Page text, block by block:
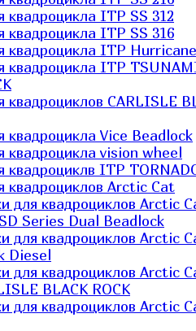
квадроцикла ITP SS 312
квадроцикла ITP SS 316
квадроцикла ITP Hurricane
квадроцикла ITP
квадроциклов CARLISLE
квадроцикла Vice Beadlock
квадроцикла vision wheel
квадроциклв ITP
квадроциклов Arctic Cat
для квадроциклов Arctic
Series Dual Beadlock
для квадроциклов Arctic
Diesel
для квадроциклов Arctic
BLACK ROCK
для квадроциклов Arctic